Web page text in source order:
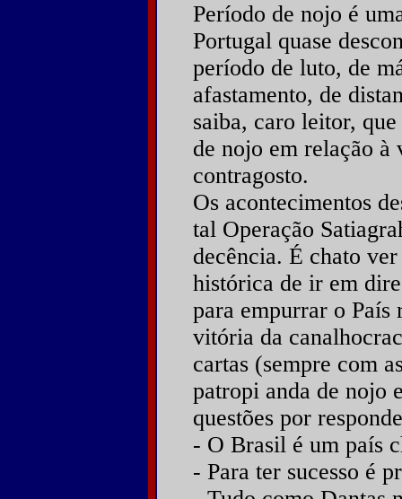
Período de nojo é
Portugal quase
período de luto, de
afastamento, de
saiba, caro leitor,
de nojo em relação
contragosto.
Os acontecimentos
tal Operação
decência. É chato
histórica de ir em
para empurrar o País
vitória da
cartas (sempre com
patropi anda de nojo
questões por
- O Brasil é um país
- Para ter sucesso é